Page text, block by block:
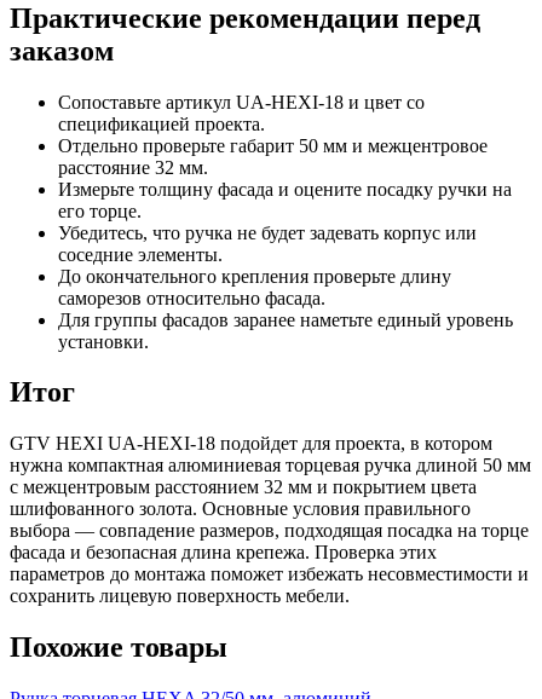
Практические рекомендации перед
заказом
Сопоставьте артикул UA-HEXI-18 и цвет со
спецификацией проекта.
Отдельно проверьте габарит 50 мм и межцентровое
расстояние 32 мм.
Измерьте толщину фасада и оцените посадку ручки на
его торце.
Убедитесь, что ручка не будет задевать корпус или
соседние элементы.
До окончательного крепления проверьте длину
саморезов относительно фасада.
Для группы фасадов заранее наметьте единый уровень
установки.
Итог
GTV HEXI UA-HEXI-18 подойдет для проекта, в котором
нужна компактная алюминиевая торцевая ручка длиной 50 мм
с межцентровым расстоянием 32 мм и покрытием цвета
шлифованного золота. Основные условия правильного
выбора — совпадение размеров, подходящая посадка на торце
фасада и безопасная длина крепежа. Проверка этих
параметров до монтажа поможет избежать несовместимости и
сохранить лицевую поверхность мебели.
Похожие товары